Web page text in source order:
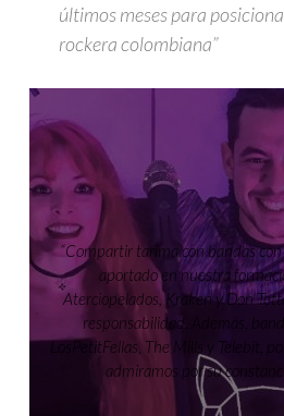
últimos meses para
rockera colombiana”
“Compartir tarima con bandas
aportado en nuestra
Aterciopelados, Kraken y Don
responsabilidad. Además,
LosPetitFellas, The Mills y Telebit,
admiramos por su